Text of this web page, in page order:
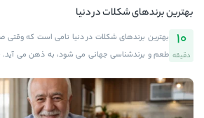
بهترین برندهای شکلات در دنیا
10
دقیقه
بهترین برندهای شکلات در دنیا نامی است که وقتی
طعم و برندشناسی جهانی می شود، به ذهن می آید.
آفتابگرم، به عنوان مرجع خرید شکلات های اصل
معروف ترین برند شکلات در جهان آشنا شوید و